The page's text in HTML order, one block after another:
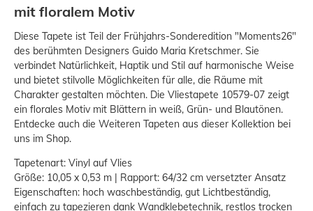
mit floralem Motiv
Diese Tapete ist Teil der Frühjahrs-Sonderedition "Moments26"
des berühmten Designers Guido Maria Kretschmer. Sie
verbindet Natürlichkeit, Haptik und Stil auf harmonische Weise
und bietet stilvolle Möglichkeiten für alle, die Räume mit
Charakter gestalten möchten. Die Vliestapete 10579-07 zeigt
ein florales Motiv mit Blättern in weiß, Grün- und Blautönen.
Entdecke auch die Weiteren Tapeten aus dieser Kollektion bei
uns im Shop.
Tapetenart: Vinyl auf Vlies
Größe: 10,05 x 0,53 m | Rapport: 64/32 cm versetzter Ansatz
Eigenschaften: hoch waschbeständig, gut Lichtbeständig,
einfach zu tapezieren dank Wandklebetechnik, restlos trocken